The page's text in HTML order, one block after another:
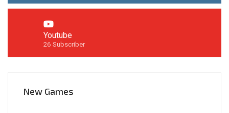
Youtube
26 Subscriber
New Games